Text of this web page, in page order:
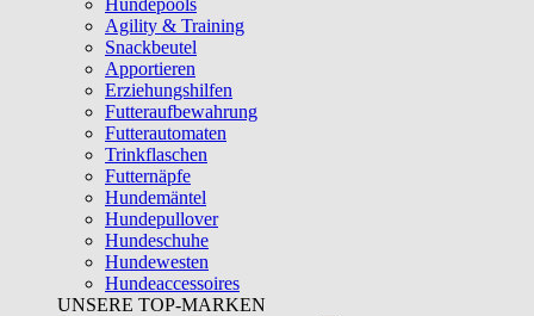
Hundepools
Agility & Training
Snackbeutel
Apportieren
Erziehungshilfen
Futteraufbewahrung
Futterautomaten
Trinkflaschen
Futternäpfe
Hundemäntel
Hundepullover
Hundeschuhe
Hundewesten
Hundeaccessoires
UNSERE TOP-MARKEN